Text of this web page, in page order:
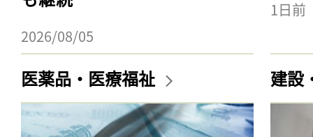
2026/08/05
1日前
医薬品・医療福祉 建設